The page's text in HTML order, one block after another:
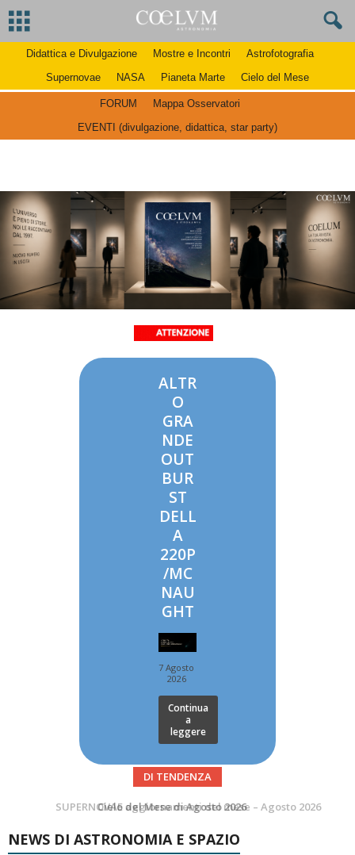
Didattica e Divulgazione Mostre e Incontri
Astrofotografia
Supernovae
NASA Pianeta Marte Cielo del Mese
FORUM
Mappa Osservatori
EVENTI (divulgazione, didattica, star party)
ALTR
O
GRA
NDE
OUT
BUR
ST
DELL
A
220P
/MC
NAU
GHT
7 Agosto
2026
Continua
a
leggere
DI TENDENZA
SUPERNOVAE aggiornamenti del mese – Agosto 2026
NEWS DI ASTRONOMIA E SPAZIO